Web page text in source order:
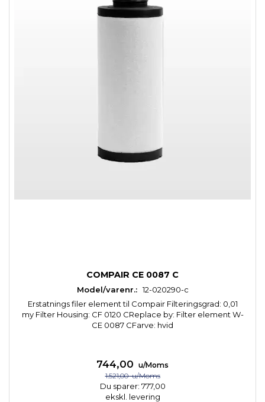
COMPAIR CE 0087 C
Model/varenr.: 12-020290-c
Erstatnings filer element til Compair Filteringsgrad: 0,01
my Filter Housing: CF 0120 CReplace by: Filter element W-
CE 0087 CFarve: hvid
744,00
u/Moms
1.521,00u/Moms
Du sparer: 777,00
ekskl. levering